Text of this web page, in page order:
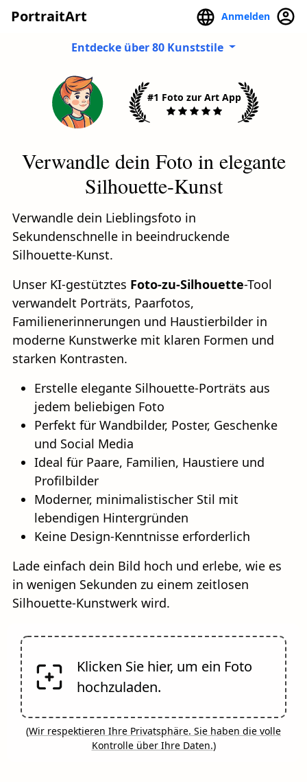
PortraitArt Anmelden
Entdecke über 80 Kunststile
#1 Foto zur Art App
Verwandle dein Foto in elegante
Silhouette-Kunst
Verwandle dein Lieblingsfoto in
Sekundenschnelle in beeindruckende
Silhouette-Kunst.
Unser KI-gestütztes Foto-zu-Silhouette-Tool
verwandelt Porträts, Paarfotos,
Familienerinnerungen und Haustierbilder in
moderne Kunstwerke mit klaren Formen und
starken Kontrasten.
Erstelle elegante Silhouette-Porträts aus
jedem beliebigen Foto
Perfekt für Wandbilder, Poster, Geschenke
und Social Media
Ideal für Paare, Familien, Haustiere und
Profilbilder
Moderner, minimalistischer Stil mit
lebendigen Hintergründen
Keine Design-Kenntnisse erforderlich
Lade einfach dein Bild hoch und erlebe, wie es
in wenigen Sekunden zu einem zeitlosen
Silhouette-Kunstwerk wird.
Klicken Sie hier, um ein Foto
hochzuladen.
(Wir respektieren Ihre Privatsphäre. Sie haben die volle
Kontrolle über Ihre Daten.)